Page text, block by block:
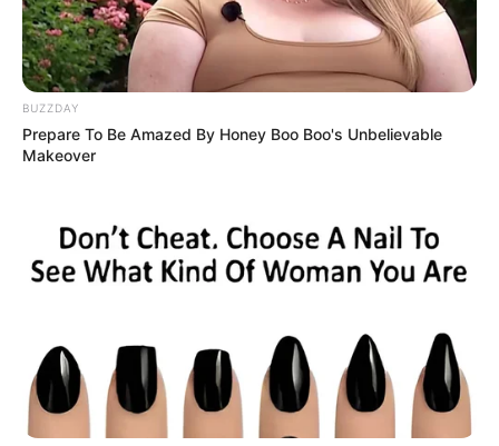
-ad4
🎭 Atuações que sustentam a emoção
BUZZDAY
Prepare To Be Amazed By Honey Boo Boo's Unbelievable
Makeover